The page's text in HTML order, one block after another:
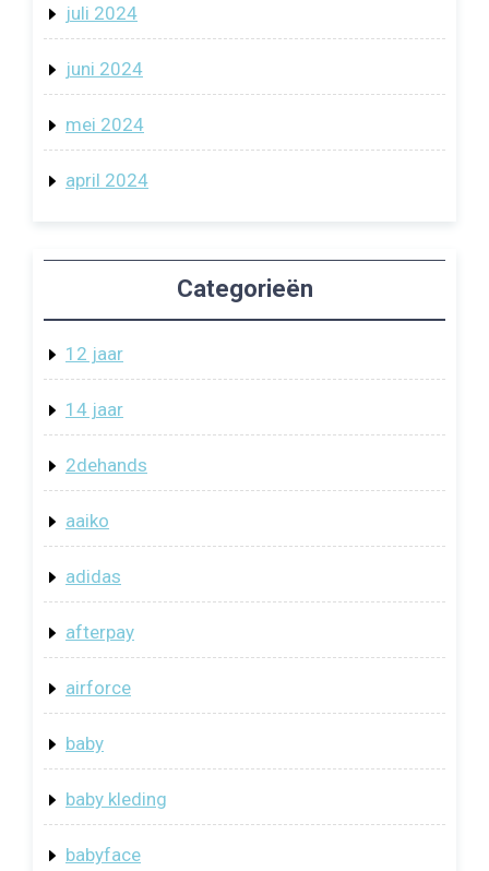
juli 2024
juni 2024
mei 2024
april 2024
Categorieën
12 jaar
14 jaar
2dehands
aaiko
adidas
afterpay
airforce
baby
baby kleding
babyface